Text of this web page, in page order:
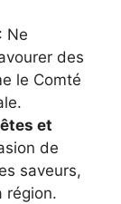
: Ne
des
le Comté
et
de
saveurs,
région.